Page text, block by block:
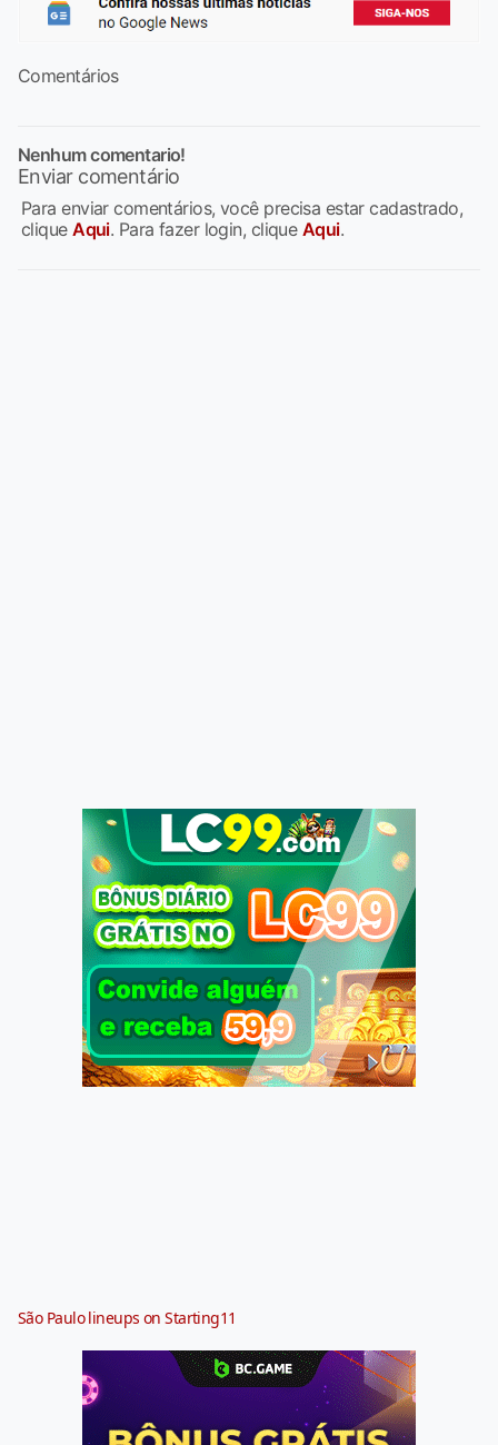
Comentários
Nenhum comentario!
Enviar comentário
Para enviar comentários, você precisa estar cadastrado,
cliqueAqui. Para fazer login, clique Aqui.
São Paulo lineups on Starting11